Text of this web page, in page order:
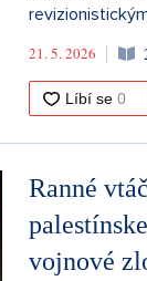
21. 5. 2026
Ranné
vojnové